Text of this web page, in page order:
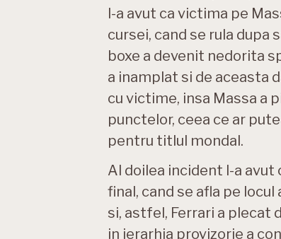
l-a avut ca victima pe
cursei, cand se rula dupa
boxe a devenit nedorita
a inamplat si de aceasta
cu victime, insa Massa a
punctelor, ceea ce ar
pentru titlul mondal.
Al doilea incident l-a avut
final, cand se afla pe
si, astfel, Ferrari a plecat
in ierarhia provizorie a